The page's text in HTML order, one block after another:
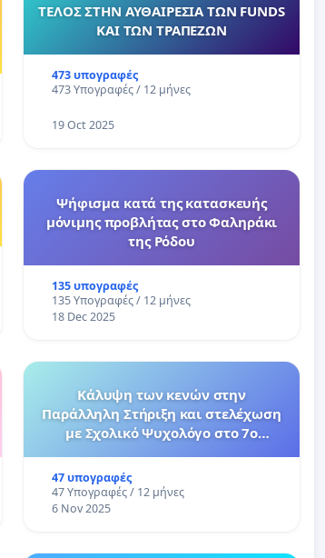
ΤΕΛΟΣ ΣΤΗΝ ΑΥΘΑΙΡΕΣΙΑ ΤΩΝ FUNDS
ΚΑΙ ΤΩΝ ΤΡΑΠΕΖΩΝ
473 υπογραφές
473 Υπογραφές / 12 μήνες
19 Oct 2025
Ψήφισμα κατά της κατασκευής
μόνιμης προβλήτας στο Φαληράκι
της Ρόδου
135 υπογραφές
135 Υπογραφές / 12 μήνες
18 Dec 2025
Κάλυψη των κενών στην
Παράλληλη Στήριξη και στελέχωση
με Σχολικό Ψυχολόγο στο 7ο
47 υπογραφές
47 Υπογραφές / 12 μήνες
6 Nov 2025